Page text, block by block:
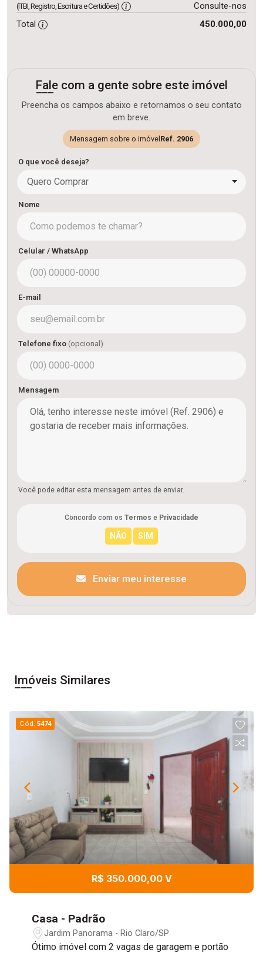
(ITBI, Registro, Escritura e Certidões)
Consulte-nos
Total
450.000,00
Fale com a gente sobre este imóvel
Preencha os campos abaixo e retornamos o seu contato
em breve.
Mensagem sobre o imóvel Ref. 2906
O que você deseja?
Quero Comprar
Nome
Celular / WhatsApp
E-mail
Telefone fixo (opcional)
Mensagem
Você pode editar esta mensagem antes de enviar.
Concordo com os Termos e Privacidade
Enviar meu interesse
Imóveis Similares
Cód.5474
R$ 350.000,00 V
Casa - Padrão
Jardim Panorama - Rio Claro/SP
Ótimo imóvel com 2 vagas de garagem e portão